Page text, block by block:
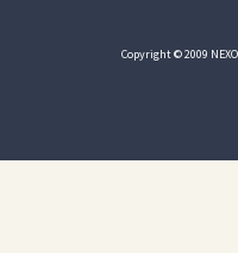
Copyright © 2009